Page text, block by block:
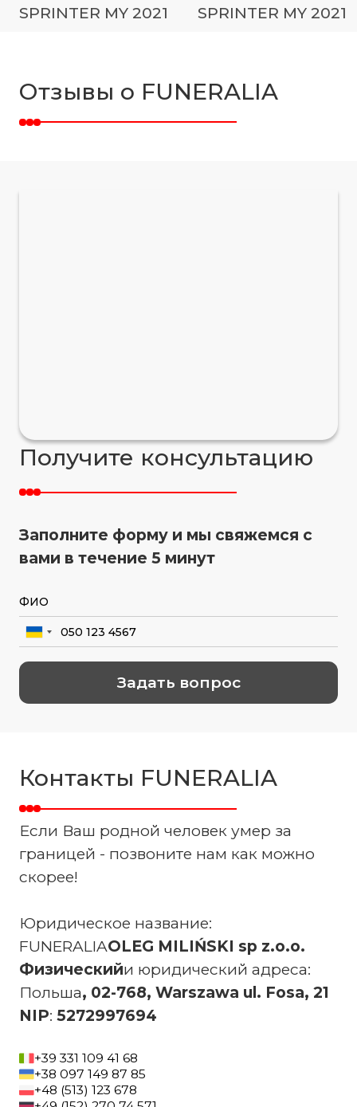
SPRINTER MY 2021
SPRINTER MY 2021
Отзывы о FUNERALIA
Получите консультацию
Заполните форму и мы свяжемся с
вами в течение 5 минут
Контакты FUNERALIA
Если Ваш родной человек умер за
границей - позвоните нам как можно
скорее!
Юридическое название:
FUNERALIAOLEG MILIŃSKI sp z.o.o.
‍Физическийи юридический адреса:
‍Польша, 02-768, Warszawa ul. Fosa, 21
‍NIP: 5272997694
+39 331 109 41 68
+38 097 149 87 85
+48 (513) 123 678